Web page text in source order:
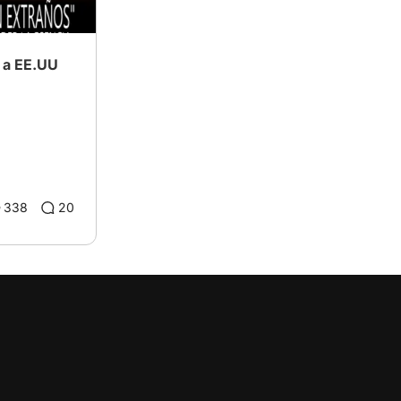
EE.UU
338 20